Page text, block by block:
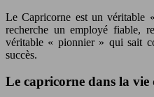
Le Capricorne est un véritable
recherche un employé fiable,
véritable « pionnier » qui sait
succès.
Le capricorne dans la vie